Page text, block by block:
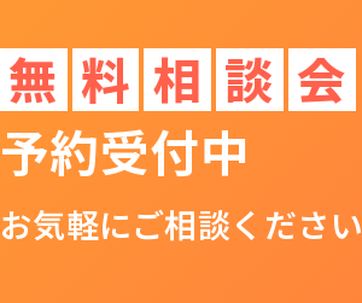
無 料 相 談 会
予約受付中
お気軽にご相談ください